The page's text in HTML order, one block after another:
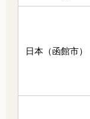
日本（函館市）